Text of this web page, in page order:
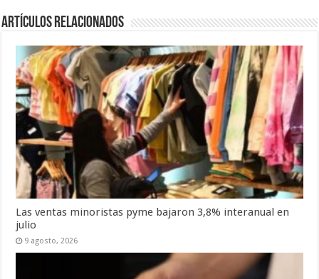
Artículos Relacionados
Las ventas minoristas pyme bajaron 3,8% interanual en
julio
9 agosto, 2026